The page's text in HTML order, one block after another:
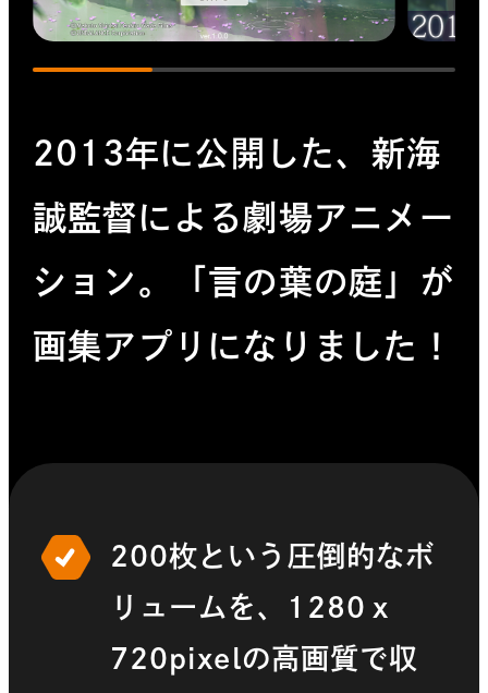
2013年に公開した、新海
誠監督による劇場アニメー
ション。「言の葉の庭」が
画集アプリになりました！
200枚という圧倒的なボ
リュームを、1280ｘ
720pixelの高画質で収